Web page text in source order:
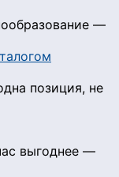
—
позиция, не
выгоднее —